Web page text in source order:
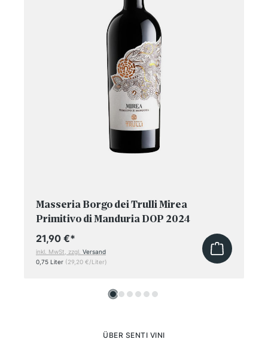
Masseria Borgo dei Trulli Mirea
Primitivo di Manduria DOP 2024
21,90 €*
inkl. MwSt, zzgl. Versand
0,75 Liter (29,20 €/Liter)
ÜBER SENTI VINI